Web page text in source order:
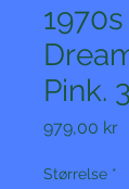
Pink.
979,00 kr
Størrelse *